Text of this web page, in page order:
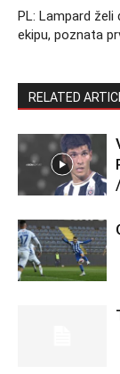
PL: Lampard želi
ekipu, poznata
RELATED